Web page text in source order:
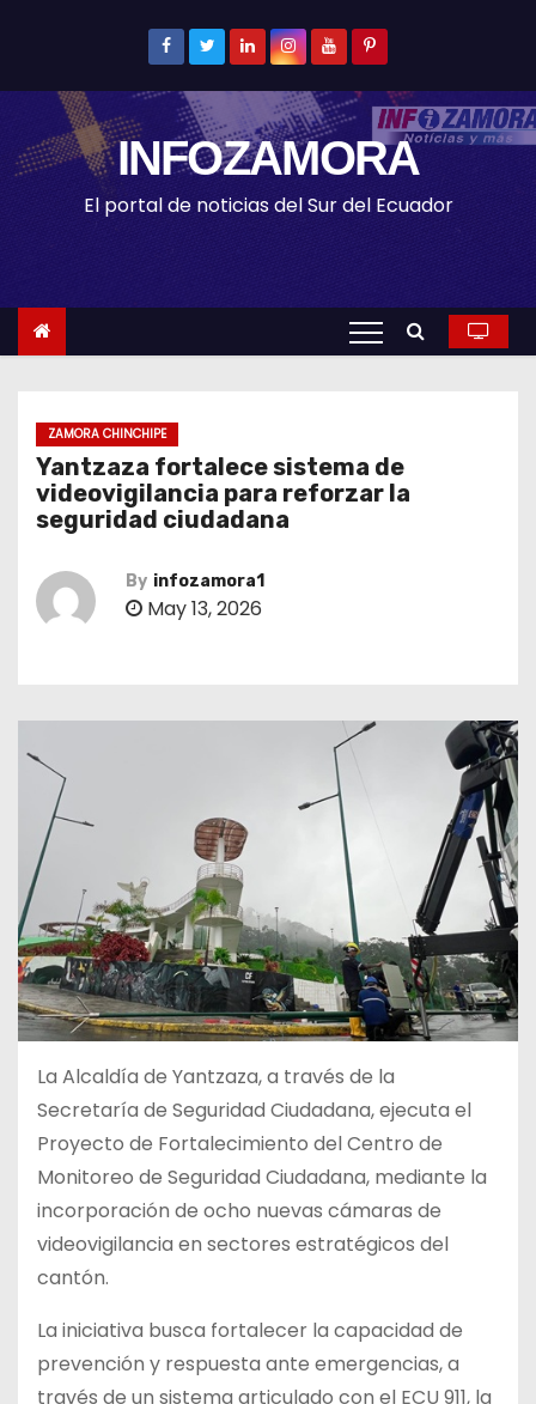
t
e
INFOZAMORA
El portal de noticias del Sur del Ecuador
ZAMORA CHINCHIPE
Yantzaza fortalece sistema de
videovigilancia para reforzar la
seguridad ciudadana
By infozamora1
May 13, 2026
La Alcaldía de Yantzaza, a través de la
Secretaría de Seguridad Ciudadana, ejecuta el
Proyecto de Fortalecimiento del Centro de
Monitoreo de Seguridad Ciudadana, mediante la
incorporación de ocho nuevas cámaras de
videovigilancia en sectores estratégicos del
cantón.
La iniciativa busca fortalecer la capacidad de
prevención y respuesta ante emergencias, a
través de un sistema articulado con el ECU 911, la